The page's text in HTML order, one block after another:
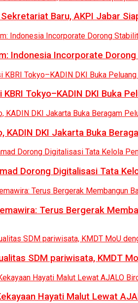
Baru, AKPI Jabar
Indonesia Incorporate
KBRI Tokyo–KADIN DKI Buka
KADIN DKI Jakarta Buka
Dorong Digitalisasi Tata
Terus Bergerak
SDM pariwisata, KMDT
Hayati Malut Lewat